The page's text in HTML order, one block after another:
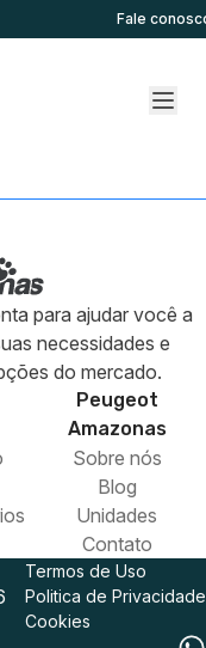
Fale
para ajudar você a
necessidades e
do mercado.
Peugeot
Amazonas
Sobre nós
Blog
Unidades
Contato
Termos de Uso
Politica de Privacidade
Cookies